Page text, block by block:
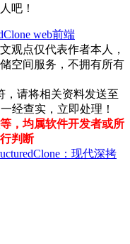
吧！
web前端
观点仅代表作者本人，
空间服务，不拥有所有
，请将相关资料发送至
经查实，立即处理！
，均属软件开发者或所
判断
：现代深拷